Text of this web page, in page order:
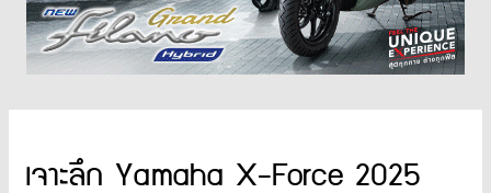
เจาะลึก Yamaha X-Force 2025